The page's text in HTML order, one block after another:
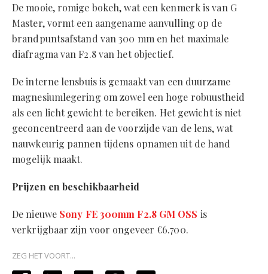
De mooie, romige bokeh, wat een kenmerk is van G
Master, vormt een aangename aanvulling op de
brandpuntsafstand van 300 mm en het maximale
diafragma van F2.8 van het objectief.
De interne lensbuis is gemaakt van een duurzame
magnesiumlegering om zowel een hoge robuustheid
als een licht gewicht te bereiken. Het gewicht is niet
geconcentreerd aan de voorzijde van de lens, wat
nauwkeurig pannen tijdens opnamen uit de hand
mogelijk maakt.
Prijzen en beschikbaarheid
De nieuwe Sony FE 300mm F2.8 GM OSS is
verkrijgbaar zijn voor ongeveer €6.700.
ZEG HET VOORT...